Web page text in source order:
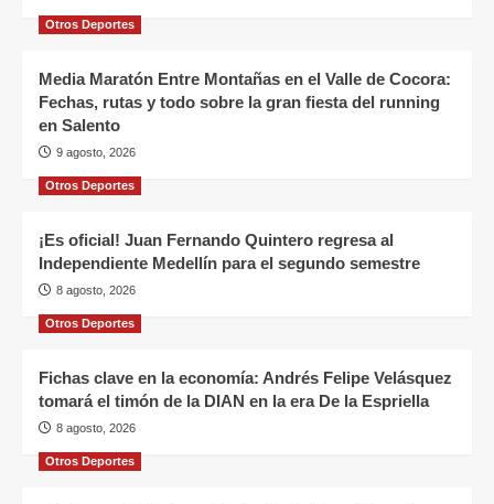
Otros Deportes
Media Maratón Entre Montañas en el Valle de Cocora:
Fechas, rutas y todo sobre la gran fiesta del running
en Salento
9 agosto, 2026
Otros Deportes
¡Es oficial! Juan Fernando Quintero regresa al
Independiente Medellín para el segundo semestre
8 agosto, 2026
Otros Deportes
Fichas clave en la economía: Andrés Felipe Velásquez
tomará el timón de la DIAN en la era De la Espriella
8 agosto, 2026
Otros Deportes